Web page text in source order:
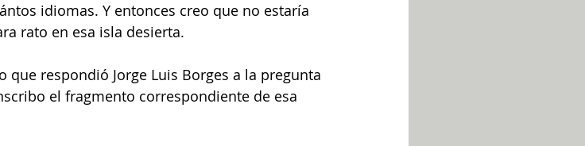
idiomas. Y entonces creo que no estaría
rato en esa isla desierta.
respondió Jorge Luis Borges a la pregunta
el fragmento correspondiente de esa